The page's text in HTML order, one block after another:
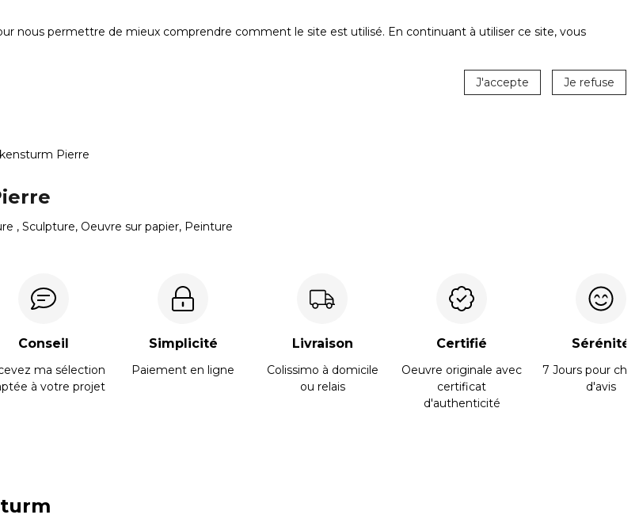
nous permettre de mieux comprendre comment le site est utilisé. En continuant à utiliser ce site, vous
J'accepte Je refuse
Pierre
, Sculpture, Oeuvre sur papier, Peinture
Conseil
ma sélection
à votre projet
Simplicité
Paiement en ligne
Livraison
Colissimo à domicile
ou relais
Certifié
Oeuvre originale avec
certificat
d'authenticité
Sérénité
7 Jours pour
d'avis